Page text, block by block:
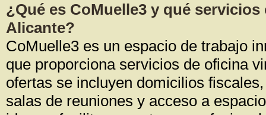
¿Qué es CoMuelle3 y qué servicios
Alicante?
CoMuelle3 es un espacio de trabajo
que proporciona servicios de oficina
ofertas se incluyen domicilios
salas de reuniones y acceso a